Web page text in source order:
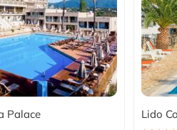
Palace Lido